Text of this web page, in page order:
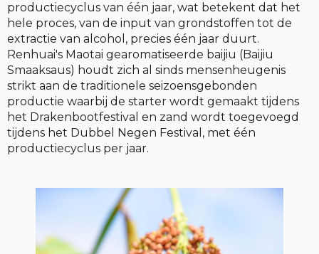
productiecyclus van één jaar, wat betekent dat het
hele proces, van de input van grondstoffen tot de
extractie van alcohol, precies één jaar duurt.
Renhuai's Maotai gearomatiseerde baijiu (Baijiu
Smaaksaus) houdt zich al sinds mensenheugenis
strikt aan de traditionele seizoensgebonden
productie waarbij de starter wordt gemaakt tijdens
het Drakenbootfestival en zand wordt toegevoegd
tijdens het Dubbel Negen Festival, met één
productiecyclus per jaar.